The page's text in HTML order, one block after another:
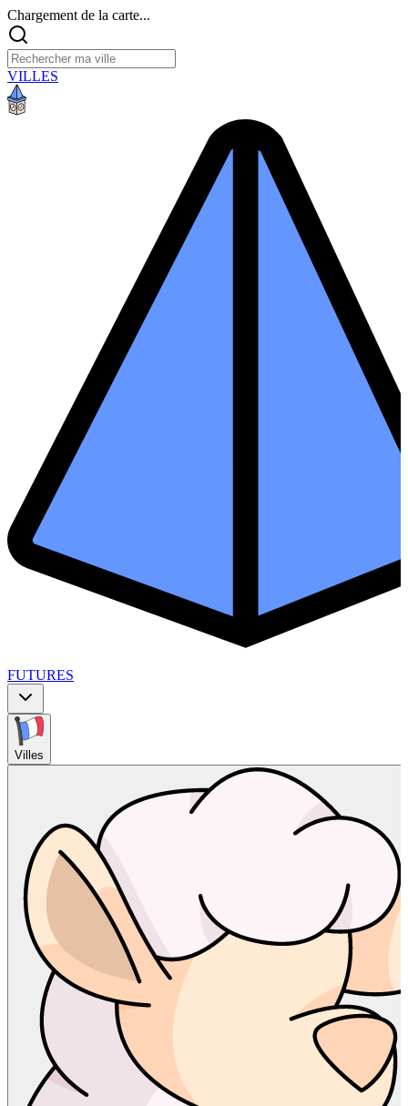
Chargement de la carte...
VILLES
FUTURES
Villes